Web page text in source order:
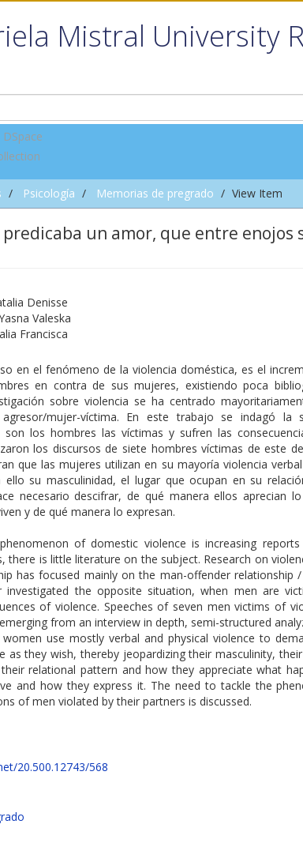
Mistral University
DSpace
Psicología Memorias de pregrado View Item
un amor, que entre enojos
Denisse
Valeska
Francisca
en el fenómeno de la violencia doméstica, es el
en contra de sus mujeres, existiendo poca
sobre violencia se ha centrado
mujer-víctima. En este trabajo se indagó la
son los hombres las víctimas y sufren las
los discursos de siete hombres víctimas de este
que las mujeres utilizan en su mayoría violencia
ello su masculinidad, el lugar que ocupan en su
necesario descifrar, de qué manera ellos aprecian
y de qué manera lo expresan.
of domestic violence is increasing
there is little literature on the subject. Research on
has focused mainly on the man-offender relationship
investigated the opposite situation, when men are
of violence. Speeches of seven men victims of
from an interview in depth, semi-structured
use mostly verbal and physical violence to
as they wish, thereby jeopardizing their masculinity,
relational pattern and how they appreciate what
and how they express it. The need to tackle the
of men violated by their partners is discussed.
20.500.12743/568